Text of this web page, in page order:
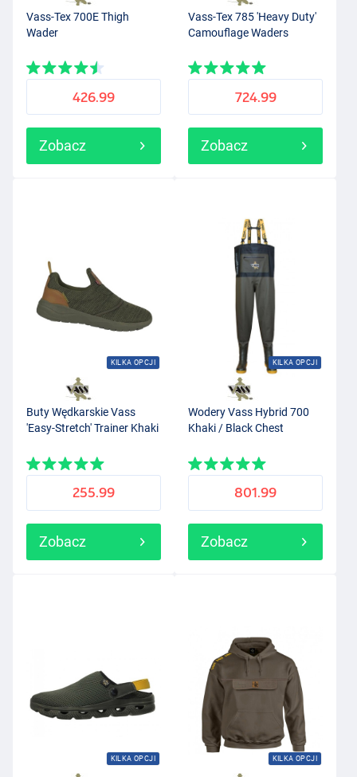
Vass-Tex 700E Thigh
Wader
426.99
Zobacz
Vass-Tex 785 'Heavy Duty'
Camouflage Waders
724.99
Zobacz
KILKA OPCJI
Buty Wędkarskie Vass
'Easy-Stretch' Trainer Khaki
255.99
Zobacz
KILKA OPCJI
Wodery Vass Hybrid 700
Khaki / Black Chest
801.99
Zobacz
KILKA OPCJI KILKA OPCJI